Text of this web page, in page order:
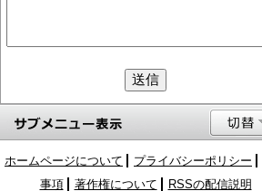
ホームページについて プライバシーポリシー
事項
著作権について RSSの配信説明